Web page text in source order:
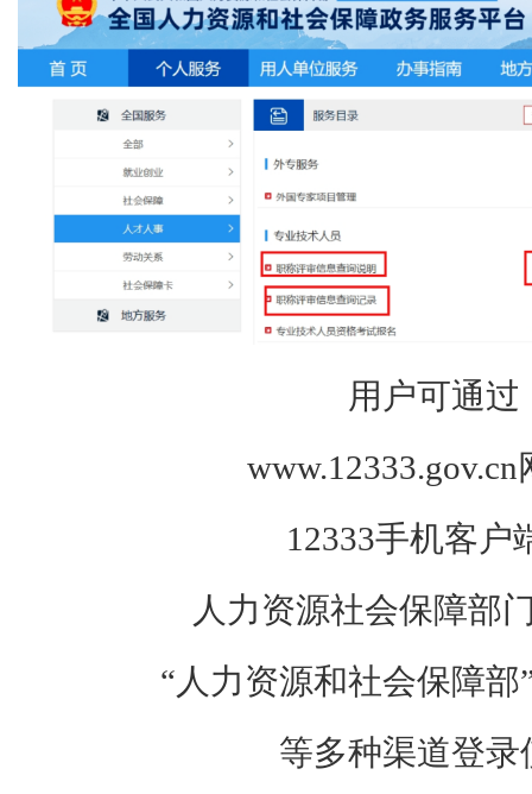
用户可通过
www.12333.gov.cn
12333手机客户
人力资源社会保障部
“人力资源和社会保障部
等多种渠道登录